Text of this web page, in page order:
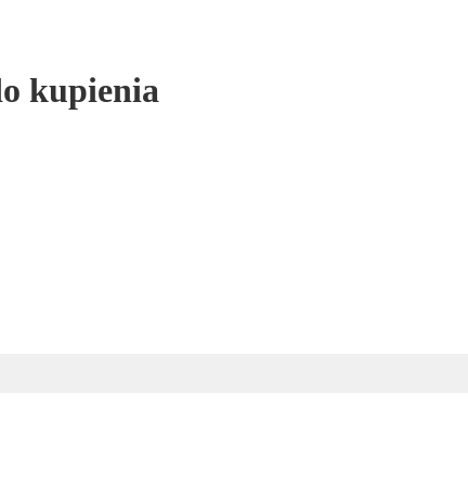
kupienia